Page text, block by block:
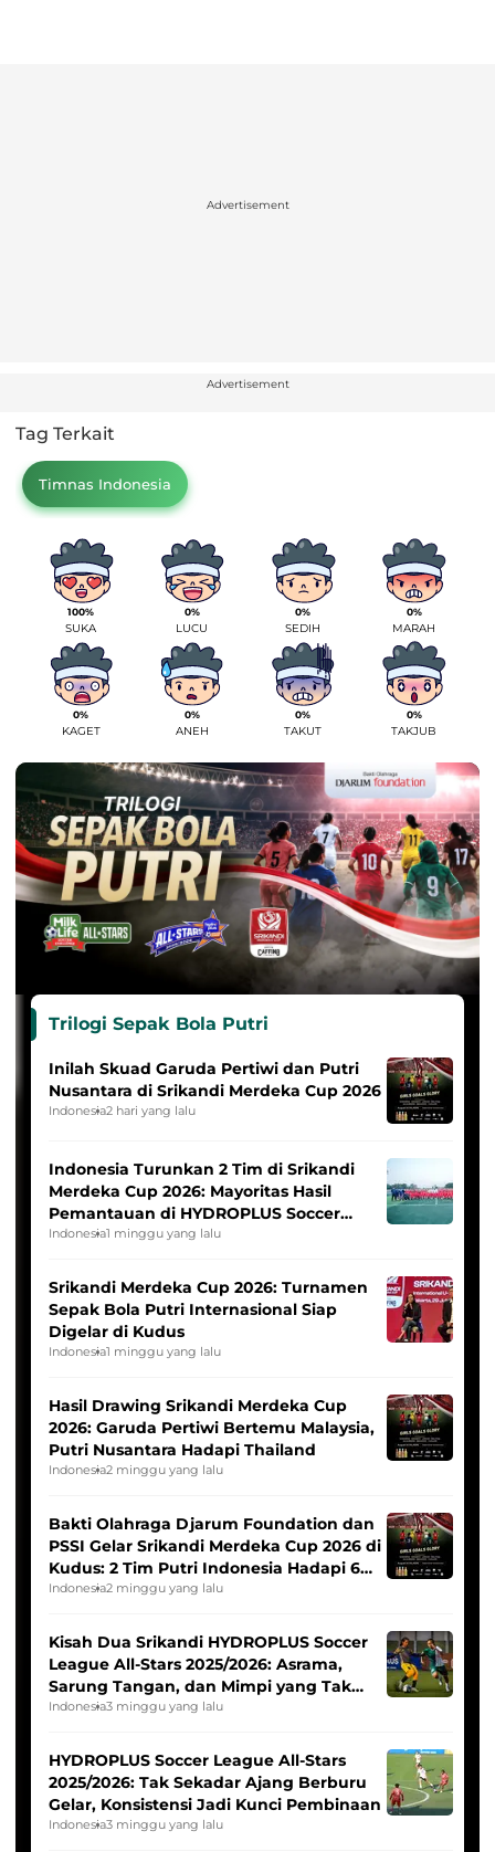
Advertisement
Advertisement
Tag Terkait
Timnas Indonesia
100%
SUKA
0%
LUCU
0%
SEDIH
0%
MARAH
0%
KAGET
0%
ANEH
0%
TAKUT
0%
TAKJUB
Trilogi Sepak Bola Putri
Inilah Skuad Garuda Pertiwi dan Putri
Nusantara di Srikandi Merdeka Cup 2026
Indonesia2 hari yang lalu
Indonesia Turunkan 2 Tim di Srikandi
Merdeka Cup 2026: Mayoritas Hasil
Pemantauan di HYDROPLUS Soccer
League
Indonesia1 minggu yang lalu
Srikandi Merdeka Cup 2026: Turnamen
Sepak Bola Putri Internasional Siap
Digelar di Kudus
Indonesia1 minggu yang lalu
Hasil Drawing Srikandi Merdeka Cup
2026: Garuda Pertiwi Bertemu Malaysia,
Putri Nusantara Hadapi Thailand
Indonesia2 minggu yang lalu
Bakti Olahraga Djarum Foundation dan
PSSI Gelar Srikandi Merdeka Cup 2026 di
Kudus: 2 Tim Putri Indonesia Hadapi 6
Tim Asia
Indonesia2 minggu yang lalu
Kisah Dua Srikandi HYDROPLUS Soccer
League All-Stars 2025/2026: Asrama,
Sarung Tangan, dan Mimpi yang Tak
Pernah Padam
Indonesia3 minggu yang lalu
HYDROPLUS Soccer League All-Stars
2025/2026: Tak Sekadar Ajang Berburu
Gelar, Konsistensi Jadi Kunci Pembinaan
Indonesia3 minggu yang lalu